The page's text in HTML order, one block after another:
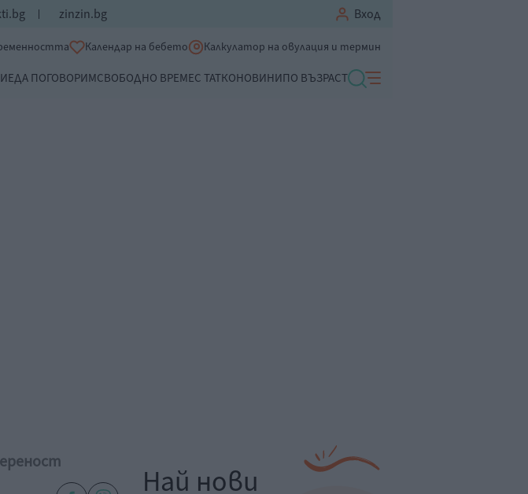
zinzin.bg Вход
Календар на бебето Калкулатор на овулация и термин
ДА ПОГОВОРИМСВОБОДНО ВРЕМЕС ТАТКОНОВИНИПО ВЪЗРАСТ
Най нови